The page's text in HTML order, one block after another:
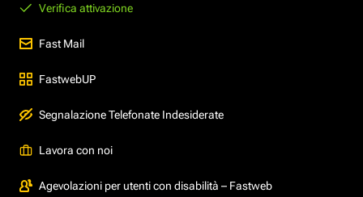
Verifica attivazione
Fast Mail
FastwebUP
Segnalazione Telefonate Indesiderate
Lavora con noi
Agevolazioni per utenti con disabilità – Fastweb